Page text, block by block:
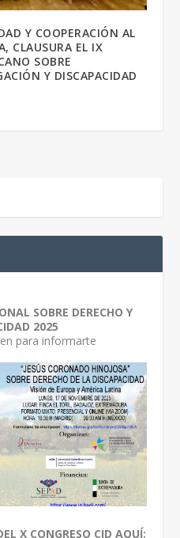
Y COOPERACIÓN AL
CLAUSURA EL IX
SOBRE
Y DISCAPACIDAD
SOBRE DERECHO Y
2025
para informarte
X CONGRESO CID AQUÍ: